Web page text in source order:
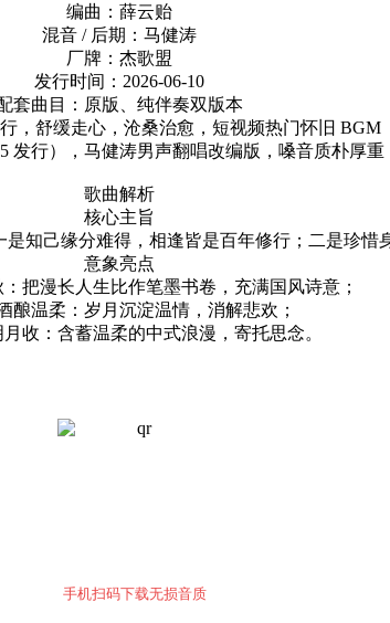
编曲：薛云贻
混音 / 后期：马健涛
厂牌：杰歌盟
发行时间：2026-06-10
套曲目：原版、纯伴奏双版本
，舒缓走心，沧桑治愈，短视频热门怀旧 BGM
发行），马健涛男声翻唱改编版，嗓音质朴厚重
歌曲解析
核心主旨
知己缘分难得，相逢皆是百年修行；二是珍惜
意象亮点
把漫长人生比作笔墨书卷，充满国风诗意；
酿温柔：岁月沉淀温情，消解悲欢；
收：含蓄温柔的中式浪漫，寄托思念。
手机扫码下载无损音质